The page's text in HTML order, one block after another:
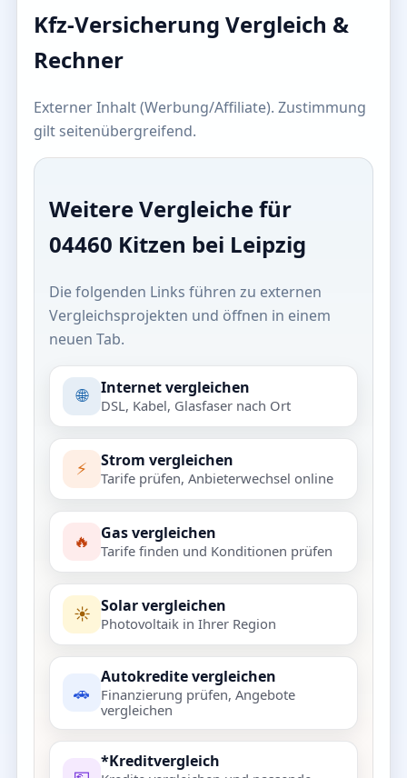
Kfz-Versicherung Vergleich &
Rechner
Externer Inhalt (Werbung/Affiliate). Zustimmung
gilt seitenübergreifend.
Weitere Vergleiche für
04460 Kitzen bei Leipzig
Die folgenden Links führen zu externen
Vergleichsprojekten und öffnen in einem
neuen Tab.
🌐 Internet vergleichen
DSL, Kabel, Glasfaser nach Ort
⚡ Strom vergleichen
Tarife prüfen, Anbieterwechsel online
🔥 Gas vergleichen
Tarife finden und Konditionen prüfen
☀️ Solar vergleichen
Photovoltaik in Ihrer Region
🚗
Autokredite vergleichen
Finanzierung prüfen, Angebote
vergleichen
*Kreditvergleich